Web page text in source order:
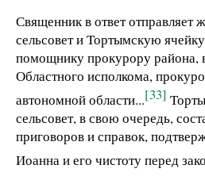
Священник в ответ отправляет
сельсовет и Тортымскую
помощнику прокурору района,
Областного исполкома,
автономной области...[33]
сельсовет, в свою очередь,
приговоров и справок,
Иоанна и его чистоту перед